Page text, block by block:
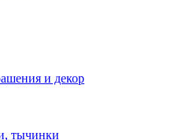
и декор
тычинки